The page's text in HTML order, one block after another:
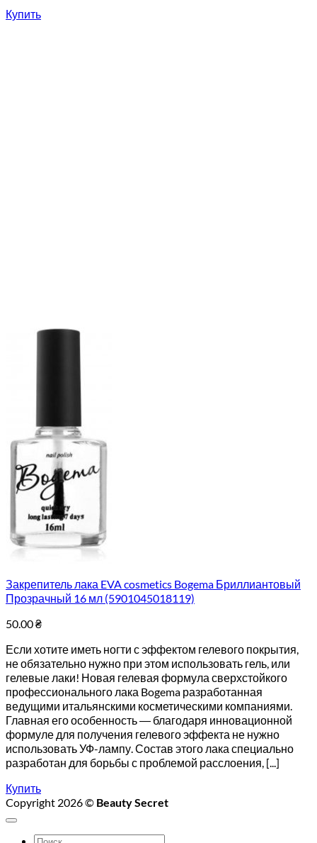
Купить
Закрепитель лака EVA cosmetics Bogema Бриллиантовый
Прозрачный 16 мл (5901045018119)
50.00₴
Если хотите иметь ногти с эффектом гелевого покрытия,
не обязательно нужно при этом использовать гель, или
гелевые лаки! Новая гелевая формула сверхстойкого
профессионального лака Bogema разработанная
ведущими итальянскими косметическими компаниями.
Главная его особенность ― благодаря инновационной
формуле для получения гелевого эффекта не нужно
использовать УФ-лампу. Состав этого лака специально
разработан для борьбы с проблемой расслоения, [...]
Купить
Copyright 2026 © Beauty Secret
Искать: